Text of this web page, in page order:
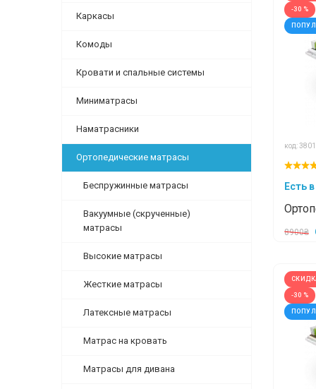
Каркасы
Комоды
Кровати и спальные системы
Миниматрасы
Наматрасники
Ортопедические матрасы
Беспружинные матрасы
Вакуумные (скрученные)
матрасы
Высокие матрасы
Жесткие матрасы
Латексные матрасы
Матрас на кровать
Матрасы для дивана
-30 %
код:
Есть
8900₴
-30 %